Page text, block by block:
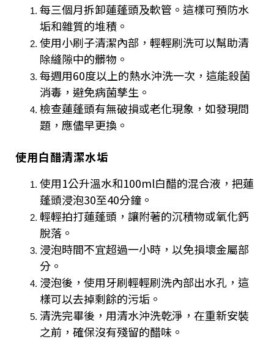
每三個月拆卸蓮蓬頭及軟管。這樣可預防水
垢和雜質的堆積。
使用小刷子清潔內部，輕輕刷洗可以幫助清
除縫隙中的髒物。
每週用60度以上的熱水沖洗一次，這能殺菌
消毒，避免病菌孳生。
檢查蓮蓬頭有無破損或老化現象，如發現問
題，應儘早更換。
使用白醋清潔水垢
使用1公升溫水和100ml白醋的混合液，把蓮
蓬頭浸泡30至40分鐘。
輕輕拍打蓮蓬頭，讓附著的沉積物或氧化鈣
脫落。
浸泡時間不宜超過一小時，以免損壞金屬部
分。
浸泡後，使用牙刷輕輕刷洗內部出水孔，這
樣可以去掉剩餘的污垢。
清洗完畢後，用清水沖洗乾淨，在重新安裝
之前，確保沒有殘留的醋味。